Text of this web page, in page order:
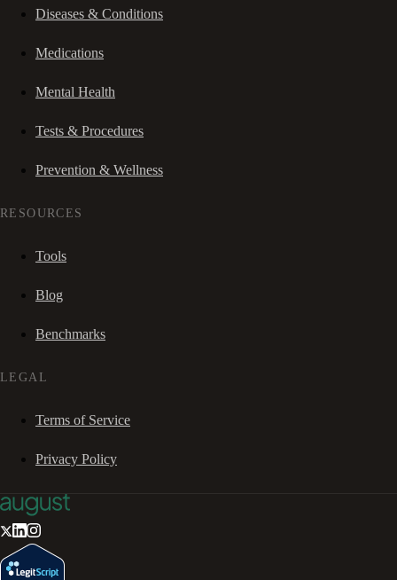
Diseases & Conditions
Medications
Mental Health
Tests & Procedures
Prevention & Wellness
RESOURCES
Tools
Blog
Benchmarks
LEGAL
Terms of Service
Privacy Policy